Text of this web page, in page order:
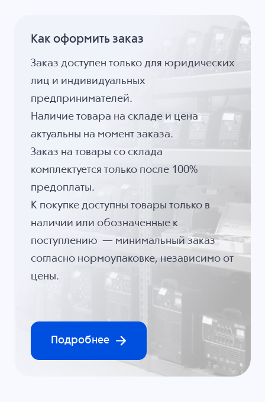
Как оформить заказ
Заказ доступен только для юридических
лиц и индивидуальных
предпринимателей.
Наличие товара на складе и цена
актуальны на момент заказа.
Заказ на товары со склада
комплектуется только после 100%
предоплаты.
К покупке доступны товары только в
наличии или обозначенные к
поступлению — минимальный заказ
согласно нормоупаковке, независимо от
цены.
Подробнее